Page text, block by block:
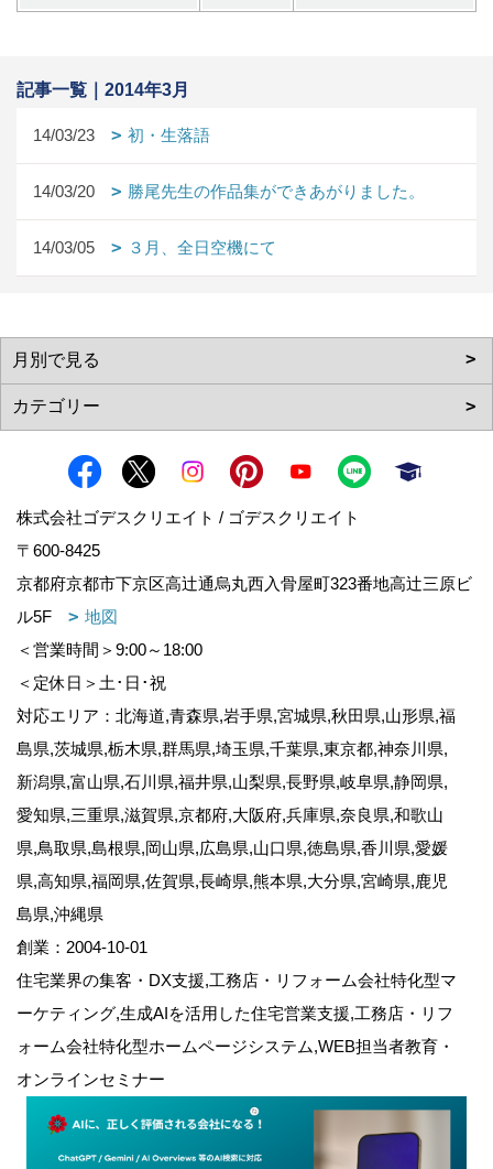
記事一覧｜2014年3月
14/03/23 初・生落語
14/03/20 勝尾先生の作品集ができあがりました。
14/03/05 ３月、全日空機にて
株式会社ゴデスクリエイト / ゴデスクリエイト
〒600-8425
京都府京都市下京区高辻通烏丸西入骨屋町323番地高辻三原ビ
ル5F
地図
＜営業時間＞9:00～18:00
＜定休日＞土･日･祝
対応エリア：北海道,青森県,岩手県,宮城県,秋田県,山形県,福
島県,茨城県,栃木県,群馬県,埼玉県,千葉県,東京都,神奈川県,
新潟県,富山県,石川県,福井県,山梨県,長野県,岐阜県,静岡県,
愛知県,三重県,滋賀県,京都府,大阪府,兵庫県,奈良県,和歌山
県,鳥取県,島根県,岡山県,広島県,山口県,徳島県,香川県,愛媛
県,高知県,福岡県,佐賀県,長崎県,熊本県,大分県,宮崎県,鹿児
島県,沖縄県
創業：2004-10-01
住宅業界の集客・DX支援,工務店・リフォーム会社特化型マ
ーケティング,生成AIを活用した住宅営業支援,工務店・リフ
ォーム会社特化型ホームページシステム,WEB担当者教育・
オンラインセミナー